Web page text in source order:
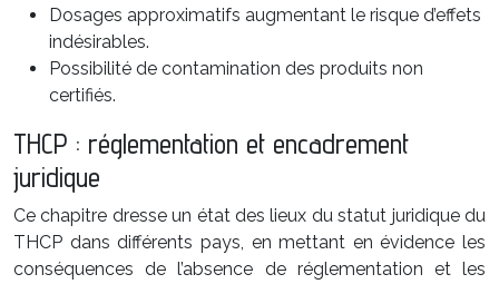
Dosages approximatifs augmentant le risque d’effets
indésirables.
Possibilité de contamination des produits non
certifiés.
THCP : réglementation et encadrement
juridique
Ce chapitre dresse un état des lieux du statut juridique du
THCP dans différents pays, en mettant en évidence les
conséquences de l’absence de réglementation et les